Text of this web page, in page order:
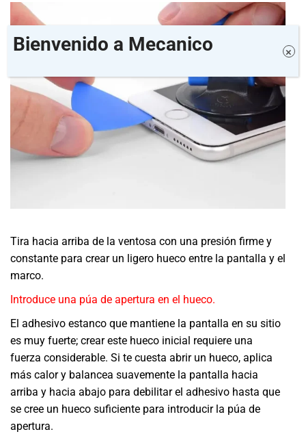
Tira hacia arriba de la ventosa con una presión firme y
constante para crear un ligero hueco entre la pantalla y el
marco.
Introduce una púa de apertura en el hueco.
El adhesivo estanco que mantiene la pantalla en su sitio
es muy fuerte; crear este hueco inicial requiere una
fuerza considerable. Si te cuesta abrir un hueco, aplica
más calor y balancea suavemente la pantalla hacia
arriba y hacia abajo para debilitar el adhesivo hasta que
se cree un hueco suficiente para introducir la púa de
apertura.
Bienvenido a Mecanico ×